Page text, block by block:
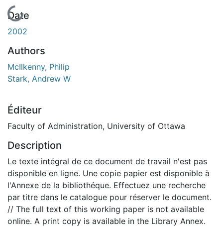
En cours de chargement...
Date
2002
Authors
McIlkenny, Philip
Stark, Andrew W
Éditeur
Faculty of Administration, University of Ottawa
Description
Le texte intégral de ce document de travail n'est pas
disponible en ligne. Une copie papier est disponible à
l'Annexe de la bibliothéque. Effectuez une recherche
par titre dans le catalogue pour réserver le document.
// The full text of this working paper is not available
online. A print copy is available in the Library Annex.